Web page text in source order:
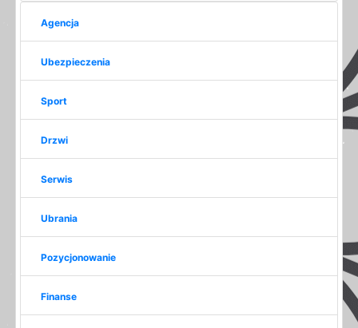
Agencja
Ubezpieczenia
Sport
Drzwi
Serwis
Ubrania
Pozycjonowanie
Finanse